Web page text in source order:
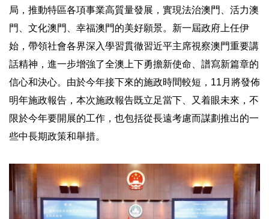
局，推動特區各項事業高質量發展，實現法治澳門、活力澳
門、文化澳門、幸福澳門的美好願景。新一屆政府上任伊
始，帶領社會各界深入學習貫徹習近平主席視察澳門重要講
話精神，進一步增強了全澳上下勇擔新使命、譜寫新篇章的
信心和決心。由於今年接下來的施政時間較短，11月將發佈
明年施政報告，本次施政報告既立足當下、又着眼未來，不
限於今年要開展的工作，也包括從長遠考慮而謀劃推出的一
些中長期政策和舉措。